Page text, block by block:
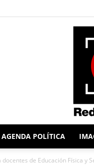
AGENDA POLÍTICA
docentes de Educación Física y